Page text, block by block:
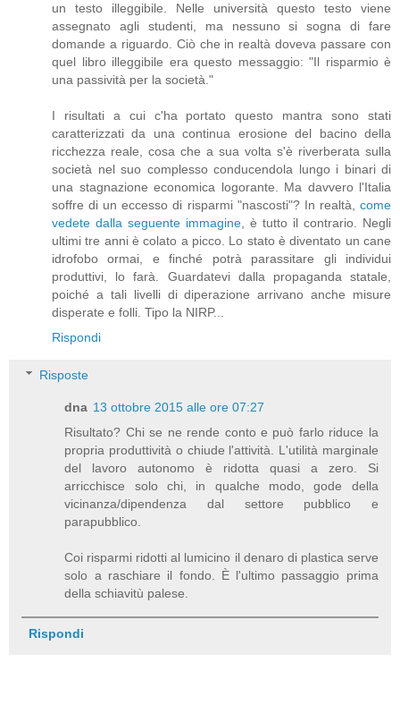
un testo illeggibile. Nelle università questo testo viene
assegnato agli studenti, ma nessuno si sogna di fare
domande a riguardo. Ciò che in realtà doveva passare con
quel libro illeggibile era questo messaggio: "Il risparmio è
una passività per la società."
I risultati a cui c'ha portato questo mantra sono stati
caratterizzati da una continua erosione del bacino della
ricchezza reale, cosa che a sua volta s'è riverberata sulla
società nel suo complesso conducendola lungo i binari di
una stagnazione economica logorante. Ma davvero l'Italia
soffre di un eccesso di risparmi "nascosti"? In realtà, come
vedete dalla seguente immagine, è tutto il contrario. Negli
ultimi tre anni è colato a picco. Lo stato è diventato un cane
idrofobo ormai, e finché potrà parassitare gli individui
produttivi, lo farà. Guardatevi dalla propaganda statale,
poiché a tali livelli di diperazione arrivano anche misure
disperate e folli. Tipo la NIRP...
Rispondi
Risposte
dna 13 ottobre 2015 alle ore 07:27
Risultato? Chi se ne rende conto e può farlo riduce la
propria produttività o chiude l'attività. L'utilità marginale
del lavoro autonomo è ridotta quasi a zero. Si
arricchisce solo chi, in qualche modo, gode della
vicinanza/dipendenza dal settore pubblico e
parapubblico.
Coi risparmi ridotti al lumicino il denaro di plastica serve
solo a raschiare il fondo. È l'ultimo passaggio prima
della schiavitù palese.
Rispondi